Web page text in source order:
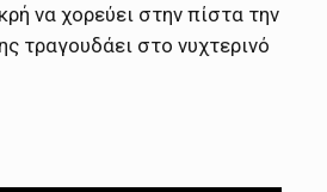
να χορεύει στην πίστα την
τραγουδάει στο νυχτερινό